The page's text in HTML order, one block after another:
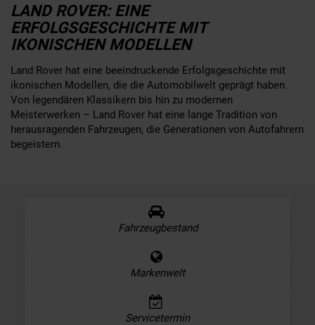
LAND ROVER: EINE
ERFOLGSGESCHICHTE MIT
IKONISCHEN MODELLEN
Land Rover hat eine beeindruckende Erfolgsgeschichte mit
ikonischen Modellen, die die Automobilwelt geprägt haben.
Von legendären Klassikern bis hin zu modernen
Meisterwerken – Land Rover hat eine lange Tradition von
herausragenden Fahrzeugen, die Generationen von Autofahrern
begeistern.
Fahrzeugbestand
Markenwelt
Servicetermin